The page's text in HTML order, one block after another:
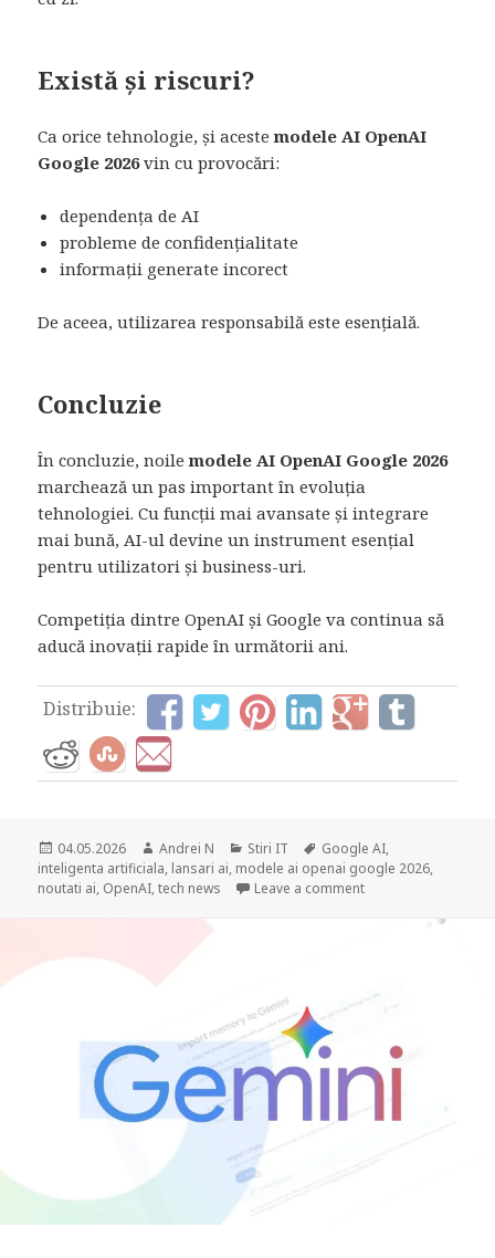
Există și riscuri?
Ca orice tehnologie, și acestemodele AI OpenAI
Google 2026vin cu provocări:
dependența de AI
probleme de confidențialitate
informații generate incorect
De aceea, utilizarea responsabilă este esențială.
Concluzie
În concluzie, noilemodele AI OpenAI Google 2026
marchează un pas important în evoluția
tehnologiei. Cu funcții mai avansate și integrare
mai bună, AI-ul devine un instrument esențial
pentru utilizatori și business-uri.
Competiția dintre OpenAI și Google va continua să
aducă inovații rapide în următorii ani.
Distribuie:
Posted
on
04.05.2026 Author
Andrei N Categories
Stiri IT Tags
Google AI,
inteligenta artificiala, lansari ai, modele ai openai google 2026,
noutati ai, OpenAI,tech news Leave a commenton Modele AI